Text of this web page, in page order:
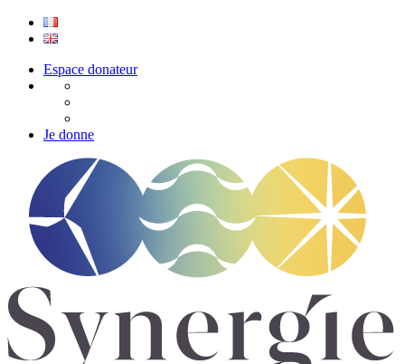
Espace donateur
Je donne